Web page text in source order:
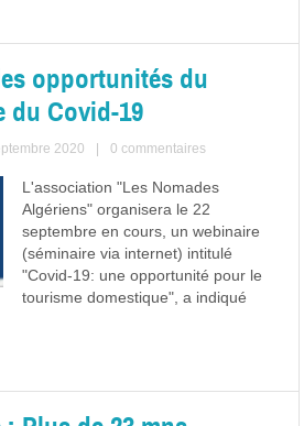
opportunités du
du Covid-19
2020 0 commentaires
L'association "Les Nomades
Algériens" organisera le 22
septembre en cours, un webinaire
(séminaire via internet) intitulé
"Covid-19: une opportunité pour le
tourisme domestique", a indiqué